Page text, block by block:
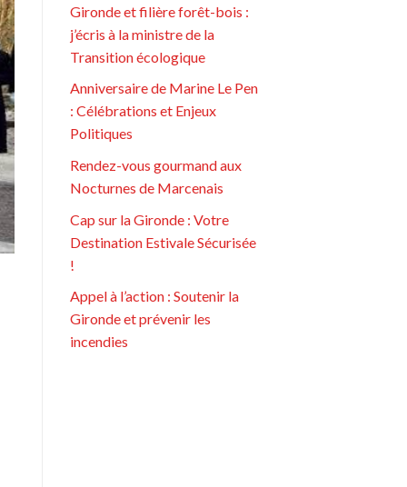
Gironde et filière forêt-bois :
j’écris à la ministre de la
Transition écologique
Anniversaire de Marine Le Pen
: Célébrations et Enjeux
Politiques
Rendez-vous gourmand aux
Nocturnes de Marcenais
Cap sur la Gironde : Votre
Destination Estivale Sécurisée
!
Appel à l’action : Soutenir la
Gironde et prévenir les
incendies